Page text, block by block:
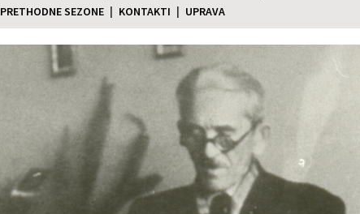
PRETHODNE SEZONE KONTAKTI UPRAVA